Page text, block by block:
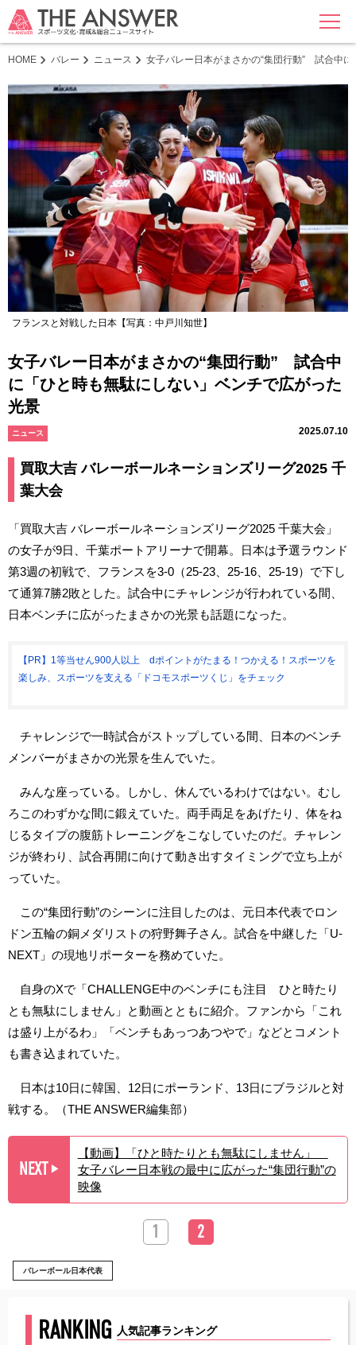
MENU
HOME バレー ニュース 女子バレー日本がまさかの“集団行動” 試合中
フランスと対戦した日本【写真：中戸川知世】
女子バレー日本がまさかの“集団行動” 試合中
に「ひと時も無駄にしない」ベンチで広がった
光景
ニュース 2025.07.10
買取大吉 バレーボールネーションズリーグ2025 千
葉大会
「買取大吉 バレーボールネーションズリーグ2025 千葉大会」
の女子が9日、千葉ポートアリーナで開幕。日本は予選ラウンド
第3週の初戦で、フランスを3-0（25-23、25-16、25-19）で下し
て通算7勝2敗とした。試合中にチャレンジが行われている間、
日本ベンチに広がったまさかの光景も話題になった。
【PR】1等当せん900人以上 dポイントがたまる！つかえる！スポーツを
楽しみ、スポーツを支える「ドコモスポーツくじ」をチェック
チャレンジで一時試合がストップしている間、日本のベンチ
メンバーがまさかの光景を生んでいた。
みんな座っている。しかし、休んでいるわけではない。むし
ろこのわずかな間に鍛えていた。両手両足をあげたり、体をね
じるタイプの腹筋トレーニングをこなしていたのだ。チャレン
ジが終わり、試合再開に向けて動き出すタイミングで立ち上が
っていた。
この“集団行動”のシーンに注目したのは、元日本代表でロン
ドン五輪の銅メダリストの狩野舞子さん。試合を中継した「U-
NEXT」の現地リポーターを務めていた。
自身のXで「CHALLENGE中のベンチにも注目 ひと時たり
とも無駄にしません」と動画とともに紹介。ファンから「これ
は盛り上がるわ」「ベンチもあっつあつやで」などとコメント
も書き込まれていた。
日本は10日に韓国、12日にポーランド、13日にブラジルと対
戦する。（THE ANSWER編集部）
NEXT ▶︎
【動画】「ひと時たりとも無駄にしません」
女子バレー日本戦の最中に広がった“集団行動”の
映像
1 2
バレーボール日本代表
RANKING 人気記事ランキング